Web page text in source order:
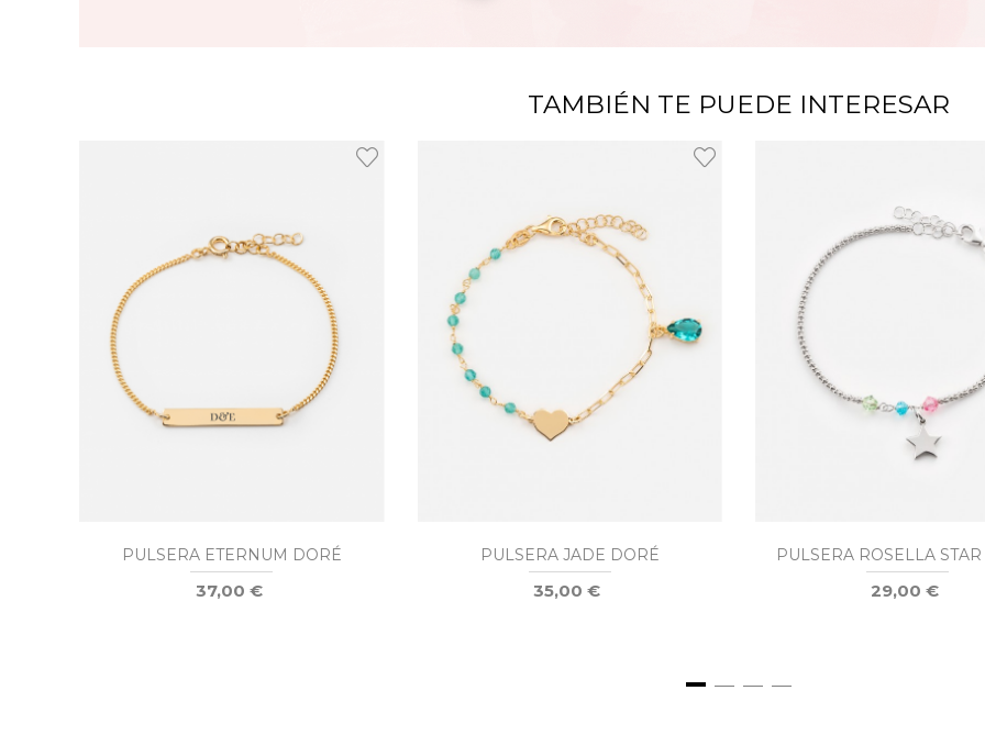
TAMBIÉN TE PUEDE INTERESAR
PULSERA ETERNUM DORÉ
37,00 €
PULSERA JADE DORÉ
35,00 €
PULSERA ROSELLA
29,00 €